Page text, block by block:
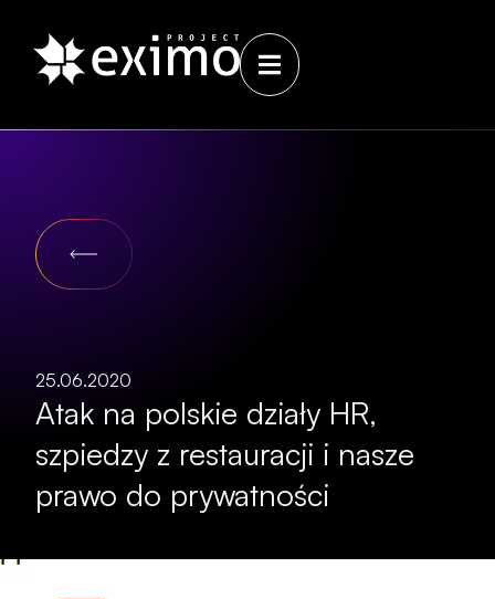
25.06.2020
Atak na polskie działy HR,
szpiedzy z restauracji i nasze
prawo do prywatności